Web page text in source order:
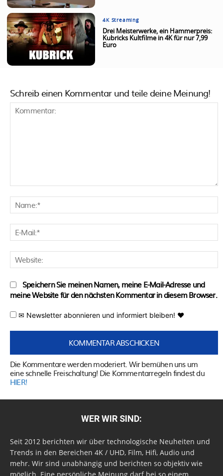
4K Streaming
Drei Meisterwerke, ein Hammerpreis:
Kubricks Kultfilme in 4K für nur 7,99
Euro
Schreib einen Kommentar und teile deine Meinung!
Speichern Sie meinen Namen, meine E-Mail-Adresse und
meine Website für den nächsten Kommentar in diesem Browser.
✉ Newsletter abonnieren und informiert bleiben! ♥
Die Kommentare werden moderiert. Wir bemühen uns um
eine schnelle Freischaltung! Die Kommentarregeln findest du
HIER!
WER WIR SIND:
Seit 2012 berichten wir über technologische Neuheiten und
Trends in den Bereichen 4K / UHD, Film, Hifi, Audio und
mehr. Wir sind unabhängig und berichten so objektiv wie